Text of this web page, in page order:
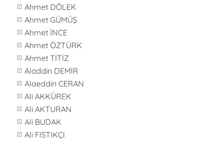
Ahmet DÖLEK
Ahmet GÜMÜŞ
Ahmet İNCE
Ahmet ÖZTÜRK
Ahmet TİTİZ
Aladdin DEMİR
Alaeddin CERAN
Ali AKKÜREK
Ali AKTURAN
Ali BUDAK
Ali FISTIKÇI